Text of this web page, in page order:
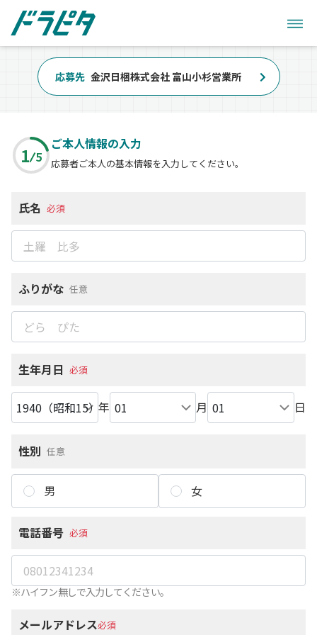
応募先 金沢日梱株式会社 富山小杉営業所
1 5
ご本人情報の入力
応募者ご本人の基本情報を入力してください。
氏名 必須
ふりがな 任意
生年月日 必須
年 月 日
性別 任意
男 女
電話番号 必須
※ハイフン無しで入力してください。
メールアドレス必須